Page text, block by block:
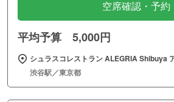
空席確認・予約
平均予算 5,000円
シュラスコレストラン ALEGRIA Shibuya
渋谷駅／東京都